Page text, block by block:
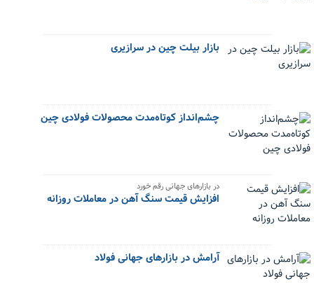
بازار بیلت چین در سرازیری
چشم‌انداز کوتاه‌مدت محصولات فولادی چین
در بازارهای جهانی رقم خورد
افزایش قیمت سنگ آهن در معاملات روزانه
آرامش در بازارهای جهانی فولاد